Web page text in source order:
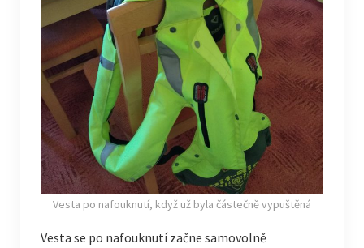
Vesta po nafouknutí, když už byla částečně vypuštěná
Vesta se po nafouknutí začne samovolně